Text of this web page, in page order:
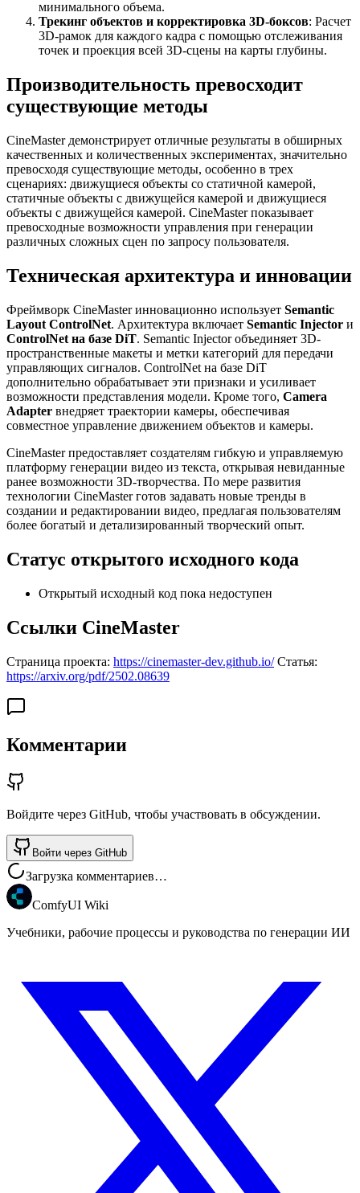
минимального объема.
Трекинг объектов и корректировка 3D-боксов: Расчет
3D-рамок для каждого кадра с помощью отслеживания
точек и проекция всей 3D-сцены на карты глубины.
Производительность превосходит
существующие методы
CineMaster демонстрирует отличные результаты в обширных
качественных и количественных экспериментах, значительно
превосходя существующие методы, особенно в трех
сценариях: движущиеся объекты со статичной камерой,
статичные объекты с движущейся камерой и движущиеся
объекты с движущейся камерой. CineMaster показывает
превосходные возможности управления при генерации
различных сложных сцен по запросу пользователя.
Техническая архитектура и инновации
Фреймворк CineMaster инновационно использует Semantic
Layout ControlNet. Архитектура включает Semantic Injector и
ControlNet на базе DiT. Semantic Injector объединяет 3D-
пространственные макеты и метки категорий для передачи
управляющих сигналов. ControlNet на базе DiT
дополнительно обрабатывает эти признаки и усиливает
возможности представления модели. Кроме того, Camera
Adapter внедряет траектории камеры, обеспечивая
совместное управление движением объектов и камеры.
CineMaster предоставляет создателям гибкую и управляемую
платформу генерации видео из текста, открывая невиданные
ранее возможности 3D-творчества. По мере развития
технологии CineMaster готов задавать новые тренды в
создании и редактировании видео, предлагая пользователям
более богатый и детализированный творческий опыт.
Статус открытого исходного кода
Открытый исходный код пока недоступен
Ссылки CineMaster
Страница проекта: https://cinemaster-dev.github.io/Статья:
https://arxiv.org/pdf/2502.08639
Комментарии
Войдите через GitHub, чтобы участвовать в обсуждении.
Войти через GitHub
Загрузка комментариев…
ComfyUI Wiki
Учебники, рабочие процессы и руководства по генерации ИИ